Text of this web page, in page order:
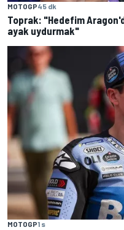
MOTOGP45 dk
Toprak: "Hedefim
ayak uydurmak"
MOTOGP1 s